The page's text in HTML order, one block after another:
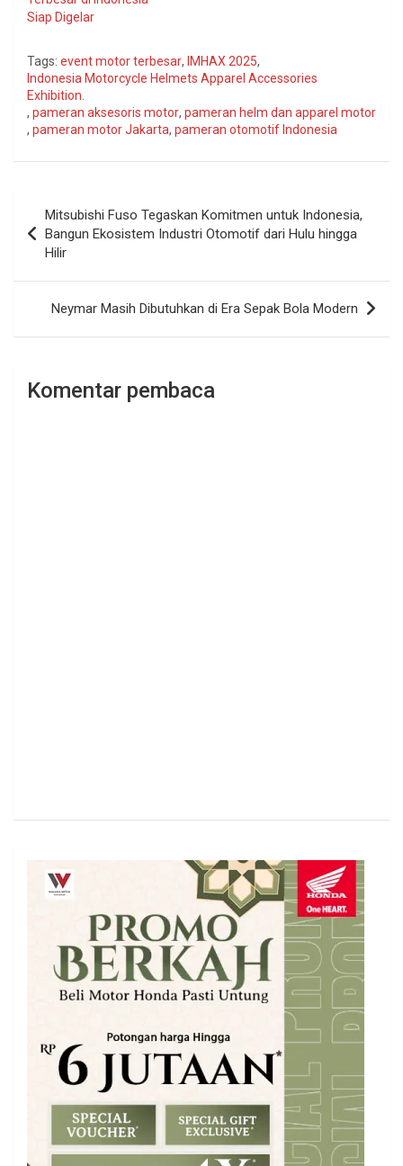
Siap Digelar
Tags: event motor terbesar, IMHAX 2025,
Indonesia Motorcycle Helmets Apparel Accessories
Exhibition.
, pameran aksesoris motor, pameran helm dan apparel motor
, pameran motor Jakarta, pameran otomotif Indonesia
pos
Mitsubishi Fuso Tegaskan Komitmen untuk Indonesia,
Bangun Ekosistem Industri Otomotif dari Hulu hingga
Hilir
Neymar Masih Dibutuhkan di Era Sepak Bola Modern
Komentar pembaca